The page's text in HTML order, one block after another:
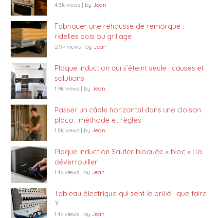
4.3k views | by Jean
Fabriquer une rehausse de remorque :
ridelles bois ou grillage
2.9k views | by Jean
Plaque induction qui s’éteint seule : causes et
solutions
1.9k views | by Jean
Passer un câble horizontal dans une cloison
placo : méthode et règles
1.8k views | by Jean
Plaque induction Sauter bloquée « bloc » : la
déverrouiller
1.4k views | by Jean
Tableau électrique qui sent le brûlé : que faire
?
1.4k views | by Jean